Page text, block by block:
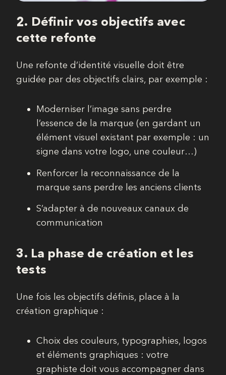
2. Définir vos objectifs avec
cette refonte
Une refonte d’identité visuelle doit être
guidée par des objectifs clairs, par exemple :
Moderniser l’image sans perdre
l’essence de la marque (en gardant un
élément visuel existant par exemple : un
signe dans votre logo, une couleur…)
Renforcer la reconnaissance de la
marque sans perdre les anciens clients
S’adapter à de nouveaux canaux de
communication
3. La phase de création et les
tests
Une fois les objectifs définis, place à la
création graphique :
Choix des couleurs, typographies, logos
et éléments graphiques : votre
graphiste doit vous accompagner dans